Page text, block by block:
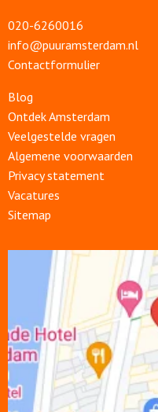
020-6260016
info@puuramsterdam.nl
Contactformulier
Blog
Ontdek Amsterdam
Veelgestelde vragen
Algemene voorwaarden
Privacy statement
Vacatures
Sitemap